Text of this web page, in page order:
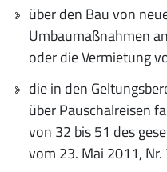
über den Bau von
Umbaumaßnahmen
oder die Vermietung
die in den
über Pauschalreisen
von 32 bis 51 des
vom 23. Mai 2011,